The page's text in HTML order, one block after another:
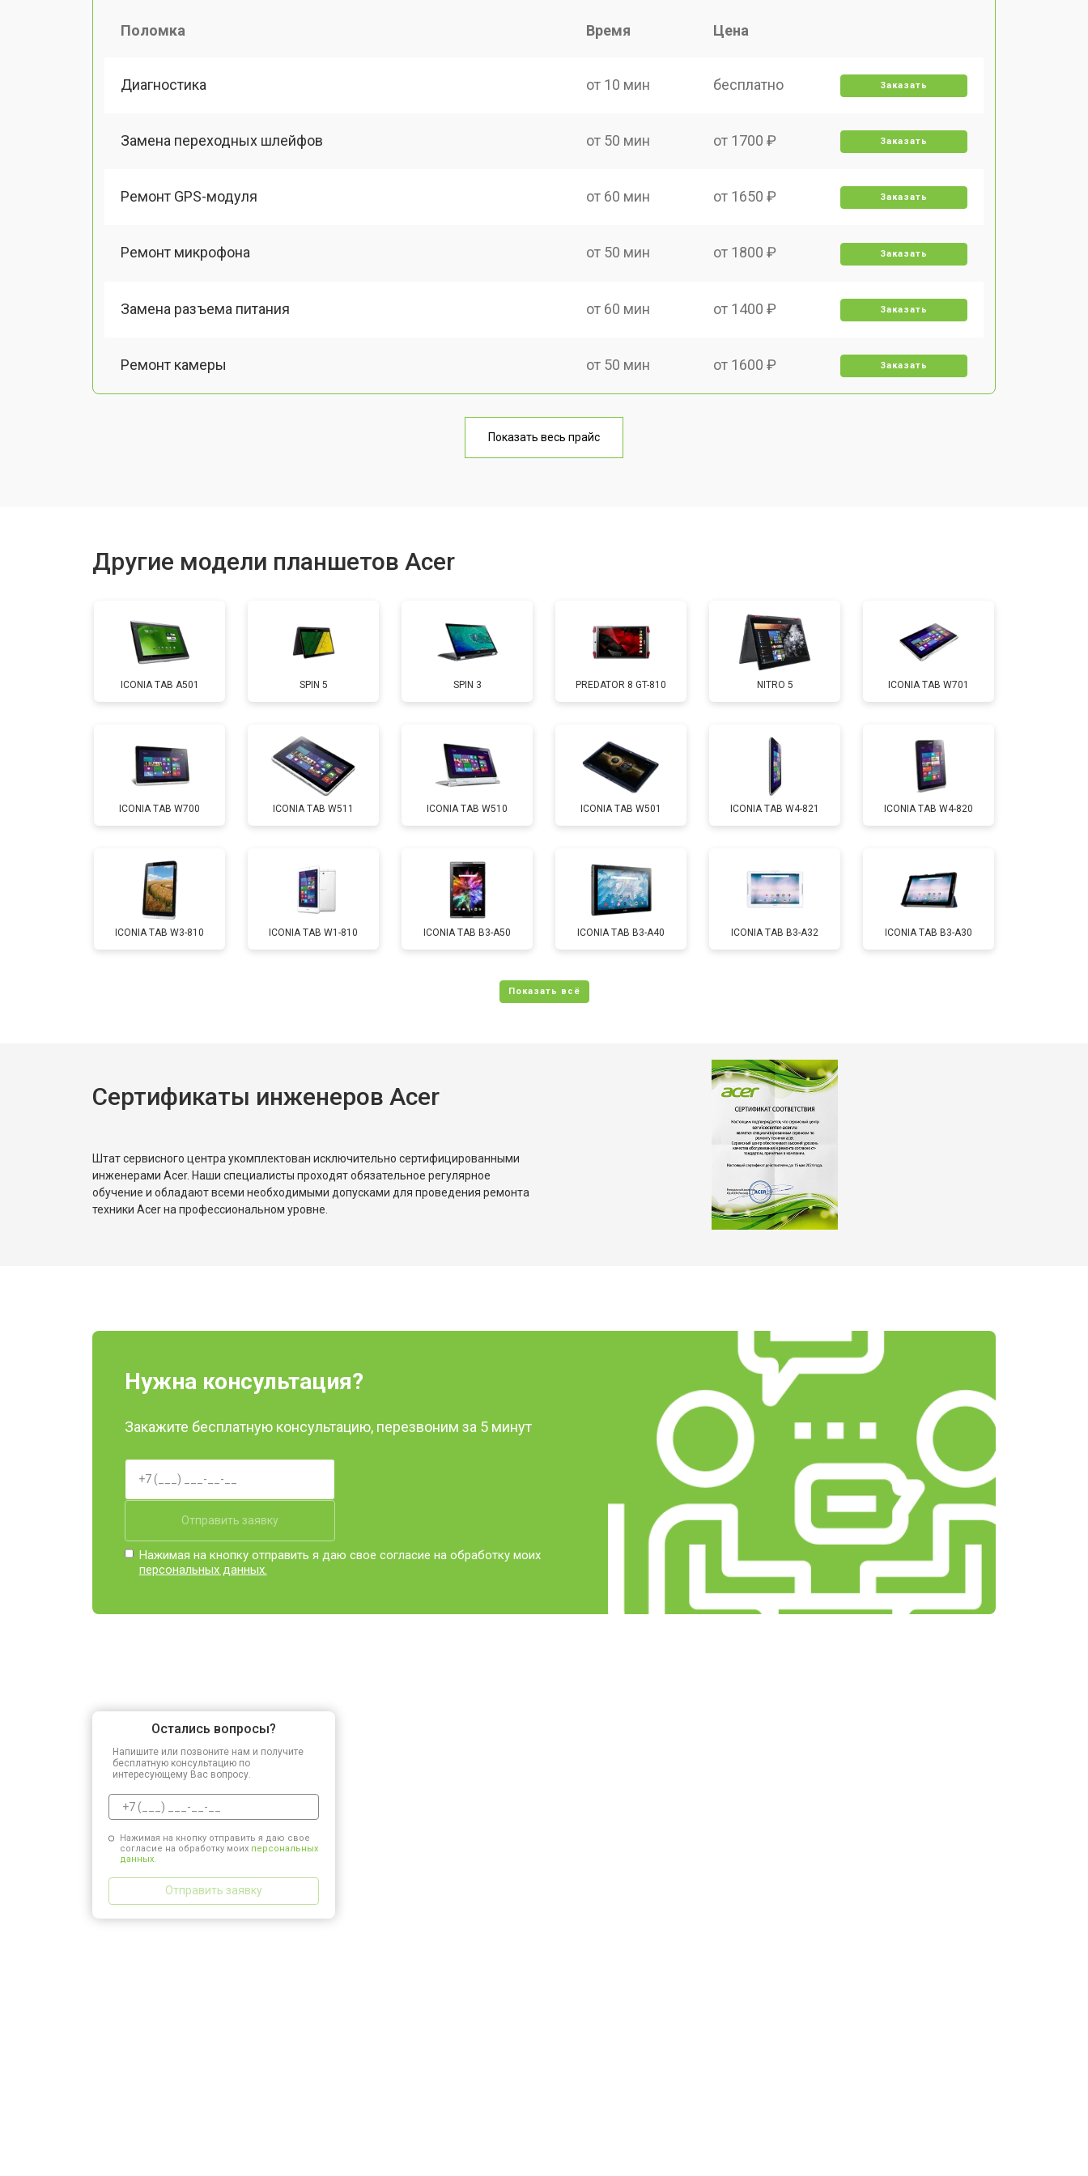
Поломка Время Цена
Диагностика от 10 мин бесплатно Заказать
Замена переходных шлейфов от 50 мин от 1700 ₽ Заказать
Ремонт GPS-модуля от 60 мин от 1650 ₽ Заказать
Ремонт микрофона от 50 мин от 1800 ₽ Заказать
Замена разъема питания от 60 мин от 1400 ₽ Заказать
Ремонт камеры от 50 мин от 1600 ₽ Заказать
от 70 мин
Замена дисплея (экрана) от 90 мин от 3200 ₽ Заказать
Замена аккумулятора от 50 мин от 1500 ₽ Заказать
Замена Wi-Fi от 60 мин от 1700 ₽ Заказать
Замена материнской платы от 60 мин от 3200 ₽ Заказать
Замена кнопок от 70 мин от 1750 ₽
Показать весь прайс
Другие модели планшетов Acer
ICONIA TAB A501 SPIN 5 SPIN 3 PREDATOR 8 GT-810 NITRO 5 ICONIA TAB W701
ICONIA TAB W700 ICONIA TAB W511 ICONIA TAB W510 ICONIA TAB W501 ICONIA TAB W4-821 ICONIA TAB W4-820
ICONIA TAB W3-810 ICONIA TAB W1-810 ICONIA TAB B3-A50 ICONIA TAB B3-A40 ICONIA TAB B3-A32 ICONIA TAB B3-A30
Сертификаты инженеров Acer
Штат сервисного центра укомплектован исключительно сертифицированными
инженерами Acer. Наши специалисты проходят обязательное регулярное
обучение и обладают всеми необходимыми допусками для проведения ремонта
техники Acer на профессиональном уровне.
Нужна консультация?
Закажите бесплатную консультацию, перезвоним за 5 минут
Отправить заявку
Нажимая на кнопку отправить я даю свое согласие на обработку моих
персональных данных.
Остались вопросы?
Напишите или позвоните нам и получите
бесплатную консультацию по
интересующему Вас вопросу.
Нажимая на кнопку отправить я даю свое
согласие на обработку моих персональных
данных.
Отправить заявку